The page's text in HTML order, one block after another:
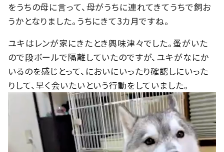
をうちの母に言って、母がうちに連れてきてうちで飼お
うかとなりました。うちにきて3カ月ですね。
ユキはレンが家にきたとき興味津々でした。蚤がいた
ので段ボールで隔離していたのですが、ユキがなにか
いるのを感じとって、においにいったり確認しにいった
りして、早く会いたいという行動をしていました。